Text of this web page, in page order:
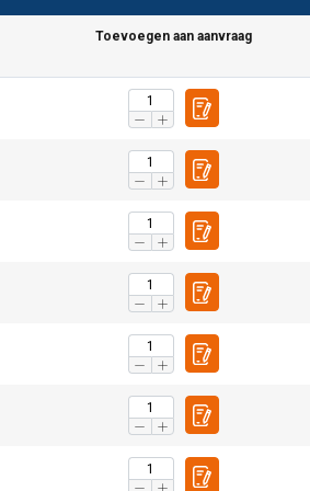
Toevoegen aan aanvraag
ENGLISH TRANSLATION
te analyseren. We
die deze
geclassificeerd